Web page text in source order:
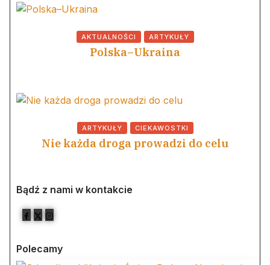
AKTUALNOŚCI ARTYKUŁY
Polska–Ukraina
ARTYKUŁY CIEKAWOSTKI
Nie każda droga prowadzi do celu
Bądź z nami w kontakcie
Polecamy